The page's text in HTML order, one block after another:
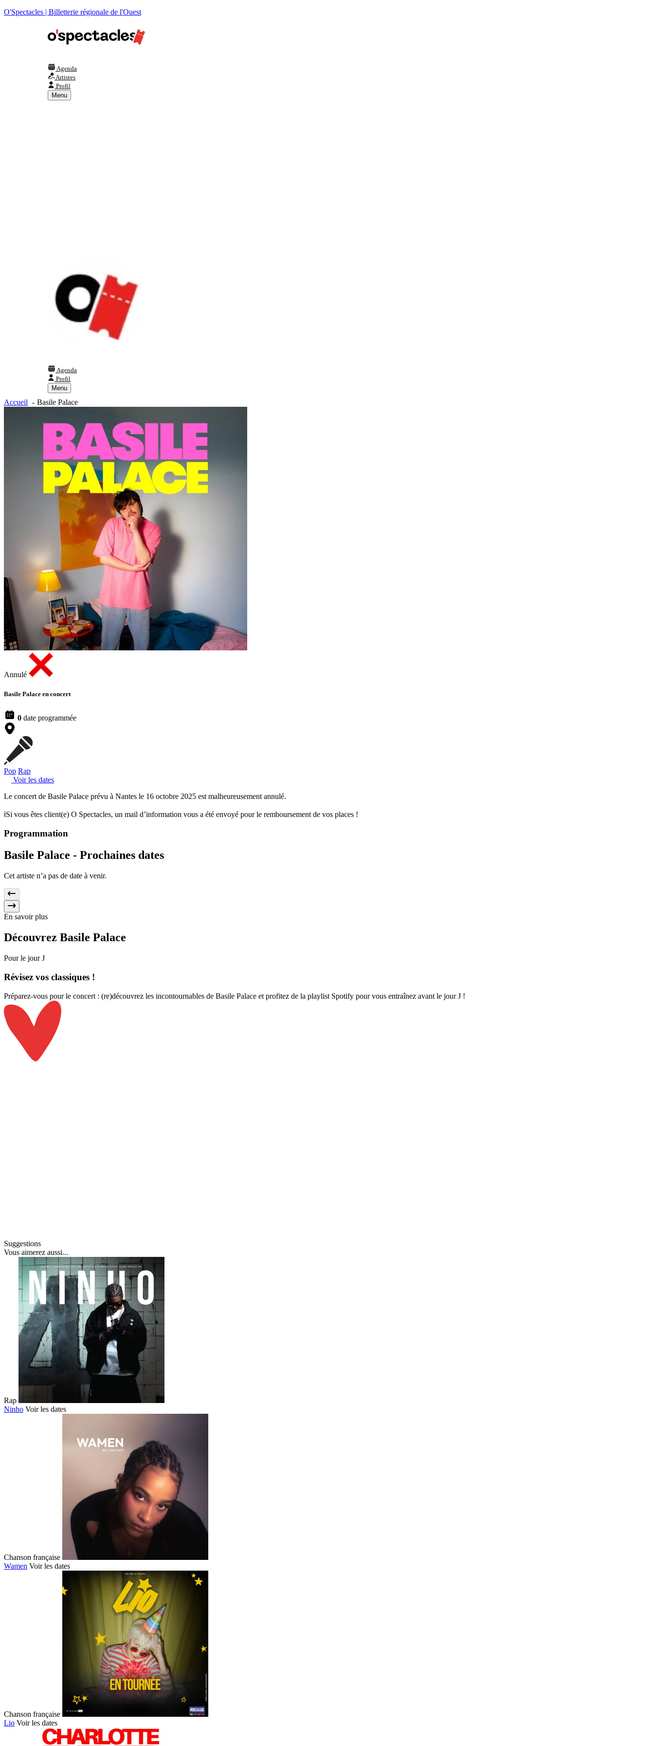
O'Spectacles | Billetterie régionale de l'Ouest
Agenda
Artistes
Profil
Menu
Agenda
Profil
Menu
Accueil Basile Palace
Annulé
Basile Palace en concert
0 date programmée
Pop Rap
Voir les dates
Le concert de Basile Palace prévu à Nantes le 16 octobre 2025 est malheureusement annulé.
ℹ️Si vous êtes client(e) O Spectacles, un mail d’information vous a été envoyé pour le remboursement de vos places !
Programmation
Basile Palace - Prochaines dates
Cet artiste n’a pas de date à venir.
En savoir plus
Découvrez Basile Palace
Pour le jour J
Révisez vos classiques !
Préparez-vous pour le concert : (re)découvrez les incontournables de Basile Palace et profitez de la playlist Spotify pour vous entraînez avant le jour J !
Suggestions
Vous aimerez aussi...
Rap
Ninho Voir les dates
Chanson française
Wamen Voir les dates
Chanson française
Lio Voir les dates